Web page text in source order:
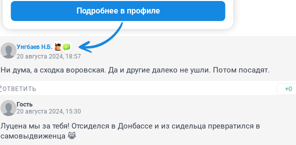
Унгбаев Н.Б.
Подробнее в профиле
20 августа 2024, 18:57
Ни дума, а сходка воровская. Да и другие далеко не ушли. Потом посадят.
ОТВЕТИТЬ +0
Гость
20 августа 2024, 15:30
Луцена мы за тебя! Отсиделся в Донбассе и из сидельца превратился в
самовыдвиженца 😹